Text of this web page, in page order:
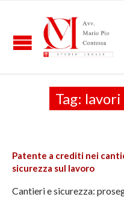
Tag: lavori
Patente a crediti nei
sicurezza sul lavoro
Cantieri e sicurezza: